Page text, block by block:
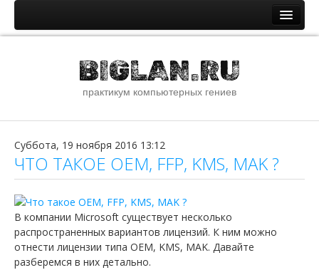
Новости и статьи
Новостная лента
Помощь специалистам IT
ОС семейства Windows
ОС семейства Unix
Сборник стандартных паролей
О сайте
Файлы
BIGLAN.RU
практикум компьютерных гениев
Суббота, 19 ноября 2016 13:12
ЧТО ТАКОЕ OEM, FFP, KMS, MAK ?
В компании Microsoft существует несколько
распространенных вариантов лицензий. К ним можно
отнести лицензии типа OEM, KMS, MAK. Давайте
разберемся в них детально.